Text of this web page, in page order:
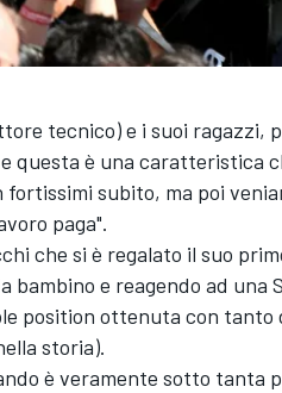
tecnico) e i suoi ragazzi,
questa è una caratteristica
subito, ma poi
paga".
che si è regalato il suo
bambino e reagendo ad una
position ottenuta con tanto
storia).
è veramente sotto tanta